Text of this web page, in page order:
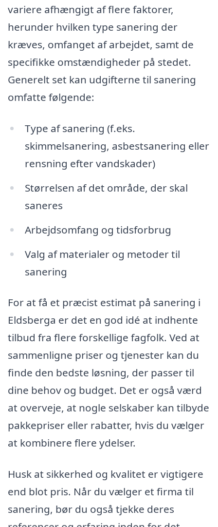
variere afhængigt af flere faktorer,
herunder hvilken type sanering der
kræves, omfanget af arbejdet, samt de
specifikke omstændigheder på stedet.
Generelt set kan udgifterne til sanering
omfatte følgende:
Type af sanering (f.eks.
skimmelsanering, asbestsanering eller
rensning efter vandskader)
Størrelsen af det område, der skal
saneres
Arbejdsomfang og tidsforbrug
Valg af materialer og metoder til
sanering
For at få et præcist estimat på sanering i
Eldsberga er det en god idé at indhente
tilbud fra flere forskellige fagfolk. Ved at
sammenligne priser og tjenester kan du
finde den bedste løsning, der passer til
dine behov og budget. Det er også værd
at overveje, at nogle selskaber kan tilbyde
pakkepriser eller rabatter, hvis du vælger
at kombinere flere ydelser.
Husk at sikkerhed og kvalitet er vigtigere
end blot pris. Når du vælger et firma til
sanering, bør du også tjekke deres